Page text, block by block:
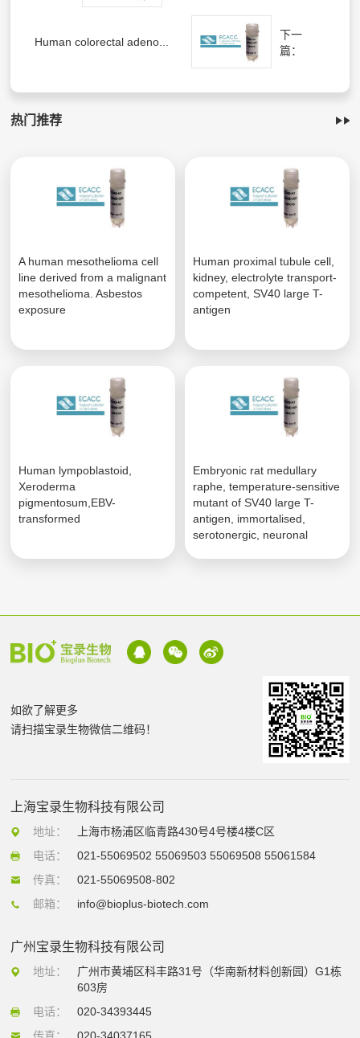
Human colorectal adeno...
下一
篇：
热门推荐
A human mesothelioma cell
line derived from a malignant
mesothelioma. Asbestos
exposure
Human proximal tubule cell,
kidney, electrolyte transport-
competent, SV40 large T-
antigen
Human lympoblastoid,
Xeroderma
pigmentosum,EBV-
transformed
Embryonic rat medullary
raphe, temperature-sensitive
mutant of SV40 large T-
antigen, immortalised,
serotonergic, neuronal
如欲了解更多
请扫描宝录生物微信二维码！
上海宝录生物科技有限公司
地址：
上海市杨浦区临青路430号4号楼4楼C区
电话：
021-55069502 55069503 55069508 55061584
传真：
021-55069508-802
邮箱：
info@bioplus-biotech.com
广州宝录生物科技有限公司
地址：
广州市黄埔区科丰路31号（华南新材料创新园）G1栋
603房
电话：
020-34393445